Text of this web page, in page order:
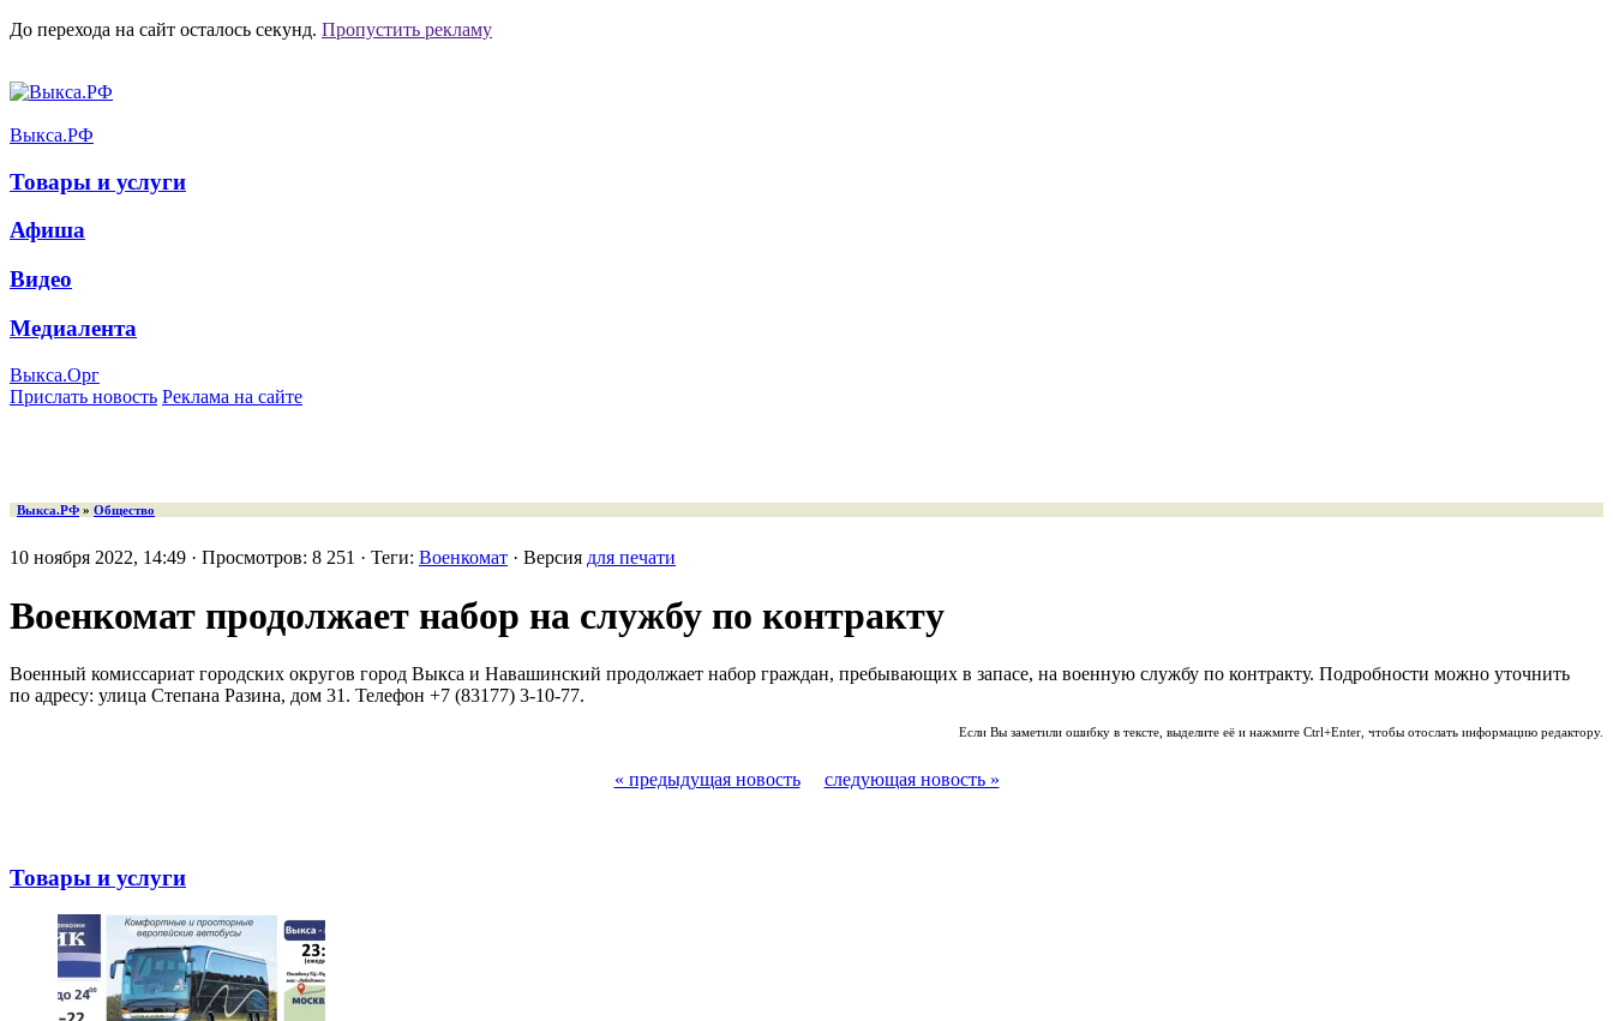
До перехода на сайт осталось секунд. Пропустить рекламу
Выкса.РФ
Товары и услуги
Афиша
Видео
Медиалента
Выкса.Орг
Прислать новость Реклама на сайте
Выкса.РФ » Общество
10 ноября 2022, 14:49 · Просмотров: 8 251 · Теги: Военкомат · Версия для печати
Военкомат продолжает набор на службу по контракту
Военный комиссариат городских округов город Выкса и Навашинский продолжает набор граждан, пребывающих в запасе, на военную службу по контракту. Подробности можно уточнить
по адресу: улица Степана Разина, дом 31. Телефон +7 (83177) 3-10-77.
Если Вы заметили ошибку в тексте, выделите её и нажмите Ctrl+Enter, чтобы отослать информацию редактору.
« предыдущая новость следующая новость »
Товары и услуги